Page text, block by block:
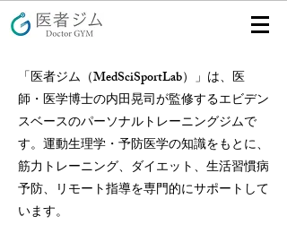
「医者ジム（MedSciSportLab）」は、医
師・医学博士の内田晃司が監修するエビデン
スベースのパーソナルトレーニングジムで
す。運動生理学・予防医学の知識をもとに、
筋力トレーニング、ダイエット、生活習慣病
予防、リモート指導を専門的にサポートして
います。